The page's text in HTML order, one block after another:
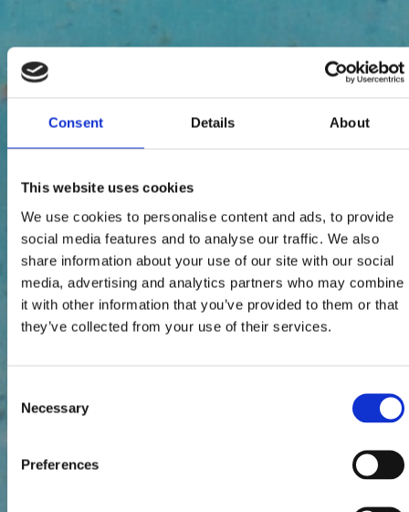
Consent Details About
This website uses cookies
We use cookies to personalise content and ads, to provide
social media features and to analyse our traffic. We also
share information about your use of our site with our social
media, advertising and analytics partners who may combine
it with other information that you’ve provided to them or that
they’ve collected from your use of their services.
Selection
Necessary
Preferences